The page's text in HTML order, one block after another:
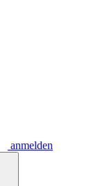
anmelden